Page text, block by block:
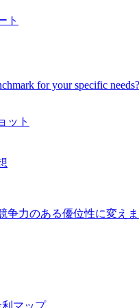
ト
for your specific needs?
ット
争力のある優位性に変え
利マップ